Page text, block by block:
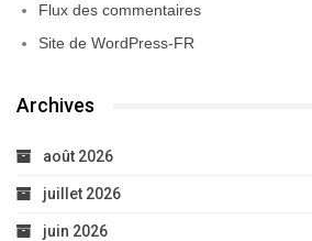
Flux des commentaires
Site de WordPress-FR
Archives
août 2026
juillet 2026
juin 2026